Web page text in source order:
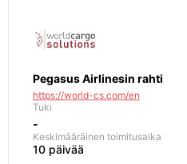
Pegasus Airlinesin rahti
https://world-cs.com/en
Tuki
-
Keskimääräinen toimitusaika
10 päivää